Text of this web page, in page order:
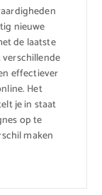
nieuwe
de laatste
effectiever
Het
je in staat
op te
maken